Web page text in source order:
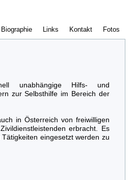
Biographie Links Kontakt Fotos
unabhängige Hilfs- und
zur Selbsthilfe im Bereich der
in Österreich von freiwilligen
erbracht. Es
eingesetzt werden zu